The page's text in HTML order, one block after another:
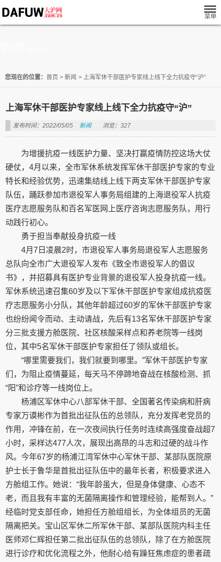
您现在的位置： 首页 > 新闻 > 上海军休干部医护专家线上线下全力抗疫守“沪”
上海军休干部医护专家线上线下全力抗疫守“沪”
发布时间：2022/05/05 新闻 浏览：327
为增援抗疫一线医护力量、坚决打赢疫情防控这场大仗
硬仗，4月以来，全市军休系统发挥军休干部医护专家的专业
特长和经验优势，迅速集结线上线下两支军休干部医护专家
队伍，踊跃参加市退役军人事务局组建的上海退役军人抗疫
医疗志愿服务队和百名军医网上医疗咨询志愿服务队，用行
动践行初心。
勇于担当奉献投身抗疫一线
4月7日凌晨2时，市退役军人事务局退役军人志愿服务
总队向全市广大退役军人发布《致全市退役军人的倡议
书》，并招募具有医护专业背景的退役军人投身抗疫一线。
军休系统迅速召集60岁及以下军休干部医护专家组成抗疫医
疗志愿服务小分队，其他年龄超过60岁的军休干部医护专家
也纷纷闻令而动、主动请战，先后有13名军休干部医护专家
分三批支援方舱医院、社区核酸采样点和养老院等一线岗
位，其中5名军休干部医护专家担任了领队或组长。
“哪里需要我们，我们就要到哪里。”军休干部医护专家
们，为阻止疫情蔓延，每天马不停蹄地奋战在核酸检测、抓
“阳”和诊疗等一线岗位上。
杨浦区军休中心八部军休干部、全国著名传染病和肝病
专家万谟彬作为首批出征队伍的总领队，充分发挥老党员的
作用，冲锋在前，在一次夜间执行任务时连续高强度奋战超7
小时，采样达477人次，展现出高昂的斗志和过硬的战斗作
风。今年67岁的杨浦江湾军休中心军休干部、某部队医院原
护士长于鲁华是首批出征队伍中的最年长者，积极要求进入
方舱组工作。她说：“我年龄虽大，但是身体健康、心态不
老，而且我有丰富的无菌隔离操作和管理经验，能帮到人。”
经临时党支部任命，她担任方舱组组长，为全体组员的无菌
隔离把关。宝山区军休二所军休干部、某部队医院内科主任
医师邓仁辉担任第二批出征队伍的总领队，除了在方舱医院
进行诊疗和优化流程之外，他耐心给有躁狂焦虑症的患者疏